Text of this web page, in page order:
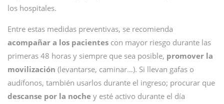
los hospitales.
Entre estas medidas preventivas, se recomienda
acompañar a los pacientes con mayor riesgo durante las
primeras 48 horas y siempre que sea posible, promover la
movilización (levantarse, caminar…). Si llevan gafas o
audífonos, también usarlos durante el ingreso; procurar que
descanse por la noche y esté activo durante el día